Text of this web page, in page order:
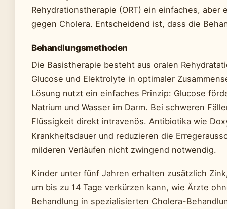
Rehydrationstherapie (ORT) ein einfaches, aber
gegen Cholera. Entscheidend ist, dass die
Behandlungsmethoden
Die Basistherapie besteht aus oralen
Glucose und Elektrolyte in optimaler
Lösung nutzt ein einfaches Prinzip: Glucose
Natrium und Wasser im Darm. Bei schweren
Flüssigkeit direkt intravenös. Antibiotika wie
Krankheitsdauer und reduzieren die
milderen Verläufen nicht zwingend notwendig.
Kinder unter fünf Jahren erhalten zusätzlich
um bis zu 14 Tage verkürzen kann, wie Ärzte
Behandlung in spezialisierten Cholera-